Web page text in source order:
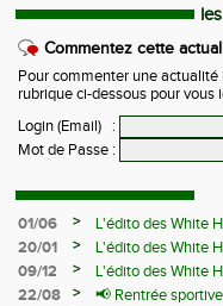
Commentez cette
Pour commenter une
rubrique ci-dessous pour
Login (Email)
:
Mot de Passe :
01/06 >
L'édito des White
20/01
>
L'édito des White
09/12
>
L'édito des White
22/08
>
📢 Rentrée